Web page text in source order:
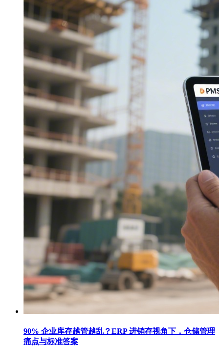
90% 企业库存越管越乱？ERP 进销存视角下，仓储管理
痛点与标准答案